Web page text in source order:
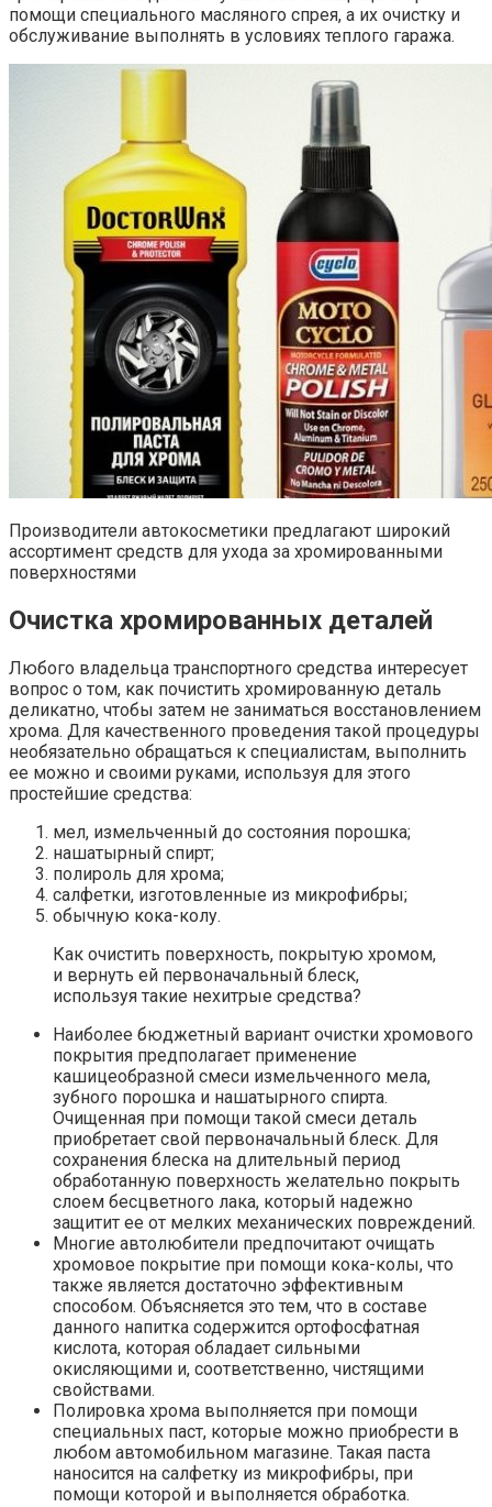
помощи специального масляного спрея, а их очистку и
обслуживание выполнять в условиях теплого гаража.
Производители автокосметики предлагают широкий
ассортимент средств для ухода за хромированными
поверхностями
Очистка хромированных деталей
Любого владельца транспортного средства интересует
вопрос о том, как почистить хромированную деталь
деликатно, чтобы затем не заниматься восстановлением
хрома. Для качественного проведения такой процедуры
необязательно обращаться к специалистам, выполнить
ее можно и своими руками, используя для этого
простейшие средства:
мел, измельченный до состояния порошка;
нашатырный спирт;
полироль для хрома;
салфетки, изготовленные из микрофибры;
обычную кока-колу.
Как очистить поверхность, покрытую хромом,
и вернуть ей первоначальный блеск,
используя такие нехитрые средства?
Наиболее бюджетный вариант очистки хромового
покрытия предполагает применение
кашицеобразной смеси измельченного мела,
зубного порошка и нашатырного спирта.
Очищенная при помощи такой смеси деталь
приобретает свой первоначальный блеск. Для
сохранения блеска на длительный период
обработанную поверхность желательно покрыть
слоем бесцветного лака, который надежно
защитит ее от мелких механических повреждений.
Многие автолюбители предпочитают очищать
хромовое покрытие при помощи кока-колы, что
также является достаточно эффективным
способом. Объясняется это тем, что в составе
данного напитка содержится ортофосфатная
кислота, которая обладает сильными
окисляющими и, соответственно, чистящими
свойствами.
Полировка хрома выполняется при помощи
специальных паст, которые можно приобрести в
любом автомобильном магазине. Такая паста
наносится на салфетку из микрофибры, при
помощи которой и выполняется обработка.